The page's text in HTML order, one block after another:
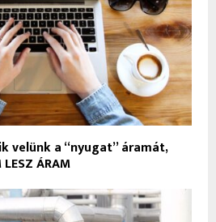
velünk a “nyugat” áramát,
ÁRAM